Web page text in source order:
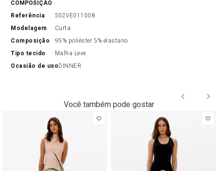
COMPOSIÇÃO
referência
502VE011008
modelagem
Curta
composição
95% poliéster 5% elastano
tipo tecido
Malha Leve
ocasião de usoDINNER
Você também pode gostar